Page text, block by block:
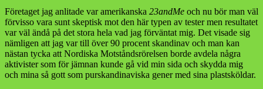
rasrenare
Företaget jag anlitade var amerikanska 23andMe och nu bör man väl
förvisso vara sunt skeptisk mot den här typen av tester men resultatet
var väl ändå på det stora hela vad jag förväntat mig. Det visade sig
nämligen att jag var till över 90 procent skandinav och man kan
nästan tycka att Nordiska Motståndsrörelsen borde avdela några
aktivister som för jämnan kunde gå vid min sida och skydda mig
och mina så gott som purskandinaviska gener med sina plastsköldar.